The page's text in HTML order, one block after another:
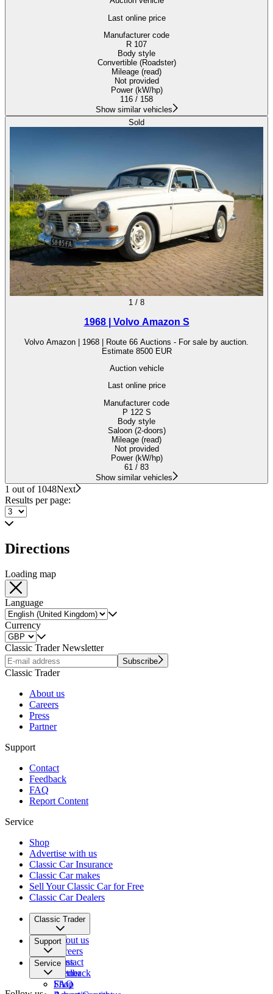
Last online price
Manufacturer code
R 107
Body style
Convertible (Roadster)
Mileage (read)
Not provided
Power (kW/hp)
116 / 158
Show similar vehicles
Sold
1 / 8
1968 | Volvo Amazon S
Volvo Amazon | 1968 | Route 66 Auctions - For sale by auction.
Estimate 8500 EUR
Auction vehicle
Last online price
Manufacturer code
P 122 S
Body style
Saloon (2-doors)
Mileage (read)
Not provided
Power (kW/hp)
61 / 83
Show similar vehicles
1 out of 1048Next
Results per page:
Directions
Loading map
Language
Currency
Classic Trader Newsletter
Subscribe
Classic Trader
About us
Careers
Press
Partner
Support
Contact
Feedback
FAQ
Report Content
Service
Shop
Advertise with us
Classic Car Insurance
Classic Car makes
Sell Your Classic Car for Free
Classic Car Dealers
Classic Trader
About us
Careers
Press
Partner
Support
Contact
Feedback
FAQ
Service
Shop